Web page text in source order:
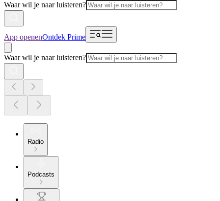
Waar wil je naar luisteren?
App openenOntdek Prime
Waar wil je naar luisteren?
Radio
Podcasts